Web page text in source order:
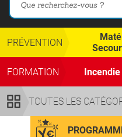
TOUTES LES
PRÉVENTION
FORMATION Incendie